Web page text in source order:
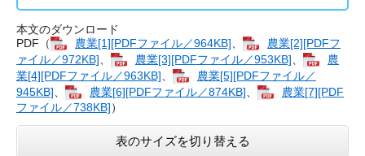
本文のダウンロード
PDF（
農業[1][PDFファイル／964KB]
農業[2][PDFフ
ァイル／972KB]
農業[3][PDFファイル／953KB]
農
業[4][PDFファイル／963KB]
農業[5][PDFファイル／
945KB]
農業[6][PDFファイル／874KB]
農業[7][PDF
ファイル／738KB]）
表のサイズを切り替える